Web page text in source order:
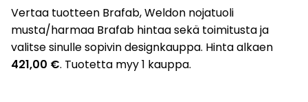
Vertaa tuotteen Brafab, Weldon nojatuoli
musta/harmaa Brafab hintaa sekä toimitusta ja
valitse sinulle sopivin designkauppa. Hinta alkaen
421,00 €. Tuotetta myy 1 kauppa.